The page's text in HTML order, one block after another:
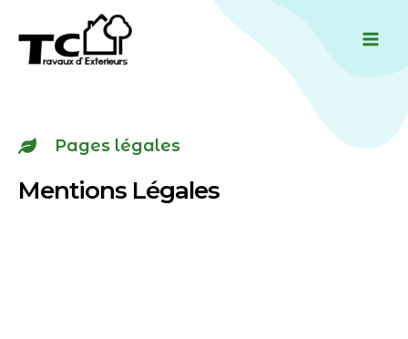
contenu
Pages légales
Mentions Légales